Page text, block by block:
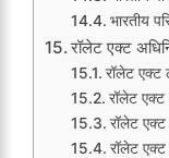
भारतीय
रॉलेट एक्ट
रॉलेट एक्ट
रॉलेट
रॉलेट एक्ट
रॉलेट एक्ट